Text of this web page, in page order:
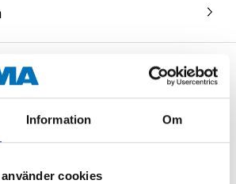
Information Om
cookies
inom 2 timmar! För mer information om
tjänsten och våra villkor.